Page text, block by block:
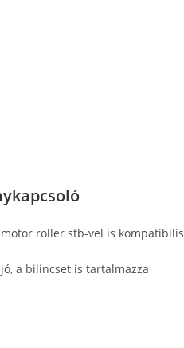
roller stb-vel is kompatibilis
a bilincset is tartalmazza